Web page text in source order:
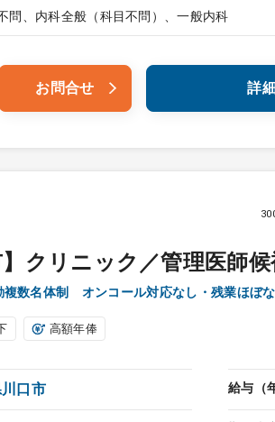
問、内科全般（科目不問）、一般内科
お問合せ 詳
】クリニック／管理医師
数名体制 オンコール対応なし・残業ほぼ
高額年俸
口市 給与（